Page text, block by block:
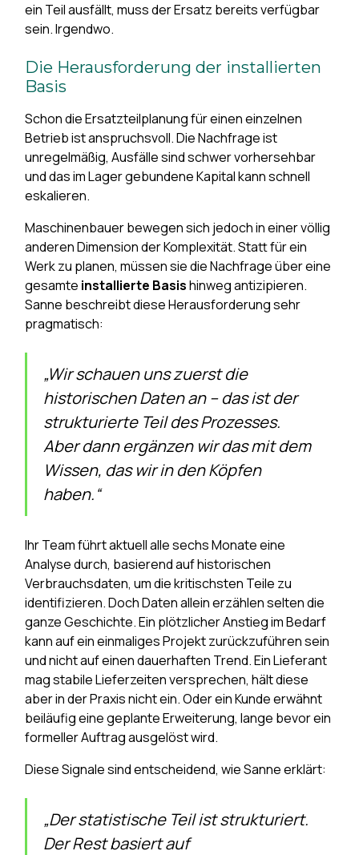
ein Teil ausfällt, muss der Ersatz bereits verfügbar
sein. Irgendwo.
Die Herausforderung der installierten
Basis
Schon die Ersatzteilplanung für einen einzelnen
Betrieb ist anspruchsvoll. Die Nachfrage ist
unregelmäßig, Ausfälle sind schwer vorhersehbar
und das im Lager gebundene Kapital kann schnell
eskalieren.
Maschinenbauer bewegen sich jedoch in einer völlig
anderen Dimension der Komplexität. Statt für ein
Werk zu planen, müssen sie die Nachfrage über eine
gesamte installierte Basishinweg antizipieren.
Sanne beschreibt diese Herausforderung sehr
pragmatisch:
„Wir schauen uns zuerst die
historischen Daten an – das ist der
strukturierte Teil des Prozesses.
Aber dann ergänzen wir das mit dem
Wissen, das wir in den Köpfen
haben.“
Ihr Team führt aktuell alle sechs Monate eine
Analyse durch, basierend auf historischen
Verbrauchsdaten, um die kritischsten Teile zu
identifizieren. Doch Daten allein erzählen selten die
ganze Geschichte. Ein plötzlicher Anstieg im Bedarf
kann auf ein einmaliges Projekt zurückzuführen sein
und nicht auf einen dauerhaften Trend. Ein Lieferant
mag stabile Lieferzeiten versprechen, hält diese
aber in der Praxis nicht ein. Oder ein Kunde erwähnt
beiläufig eine geplante Erweiterung, lange bevor ein
formeller Auftrag ausgelöst wird.
Diese Signale sind entscheidend, wie Sanne erklärt:
„Der statistische Teil ist strukturiert.
Der Rest basiert auf